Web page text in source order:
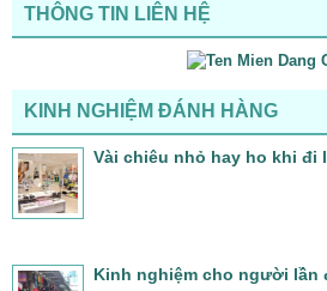
THÔNG TIN LIÊN HỆ
KINH NGHIỆM ĐÁNH HÀNG
Vài chiêu nhỏ hay ho khi đi
Kinh nghiệm cho người lần